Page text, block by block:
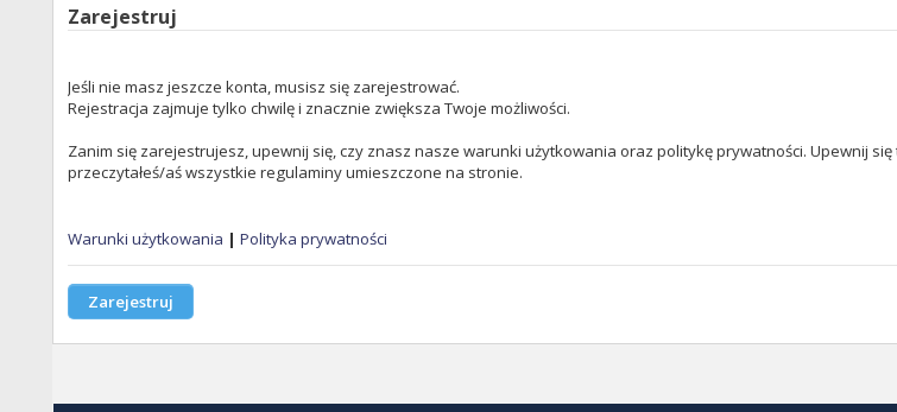
Zarejestruj
Jeśli nie masz jeszcze konta, musisz się zarejestrować.
Rejestracja zajmuje tylko chwilę i znacznie zwiększa Twoje możliwości.
Zanim się zarejestrujesz, upewnij się, czy znasz nasze warunki użytkowania oraz politykę prywatności. Upewnij się
przeczytałeś/aś wszystkie regulaminy umieszczone na stronie.
Warunki użytkowania | Polityka prywatności
Zarejestruj